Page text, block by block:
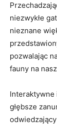
niezwykłe‌
nieznane⁤
pozwalając
fauny na⁣
Interaktywne
głębsze